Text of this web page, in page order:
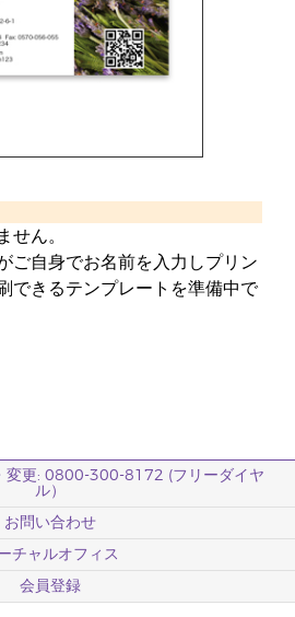
せん。
ご自身でお名前を入力しプリン
できるテンプレートを準備中で
変更: 0800-300-8172 (フリーダイヤ
ル）
お問い合わせ
チャルオフィス
会員登録